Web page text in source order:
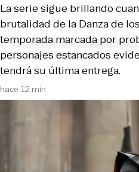
hace 12 min
La serie sigue brillando
brutalidad de la Danza de
temporada marcada por
personajes estancados
tendrá su última entrega.